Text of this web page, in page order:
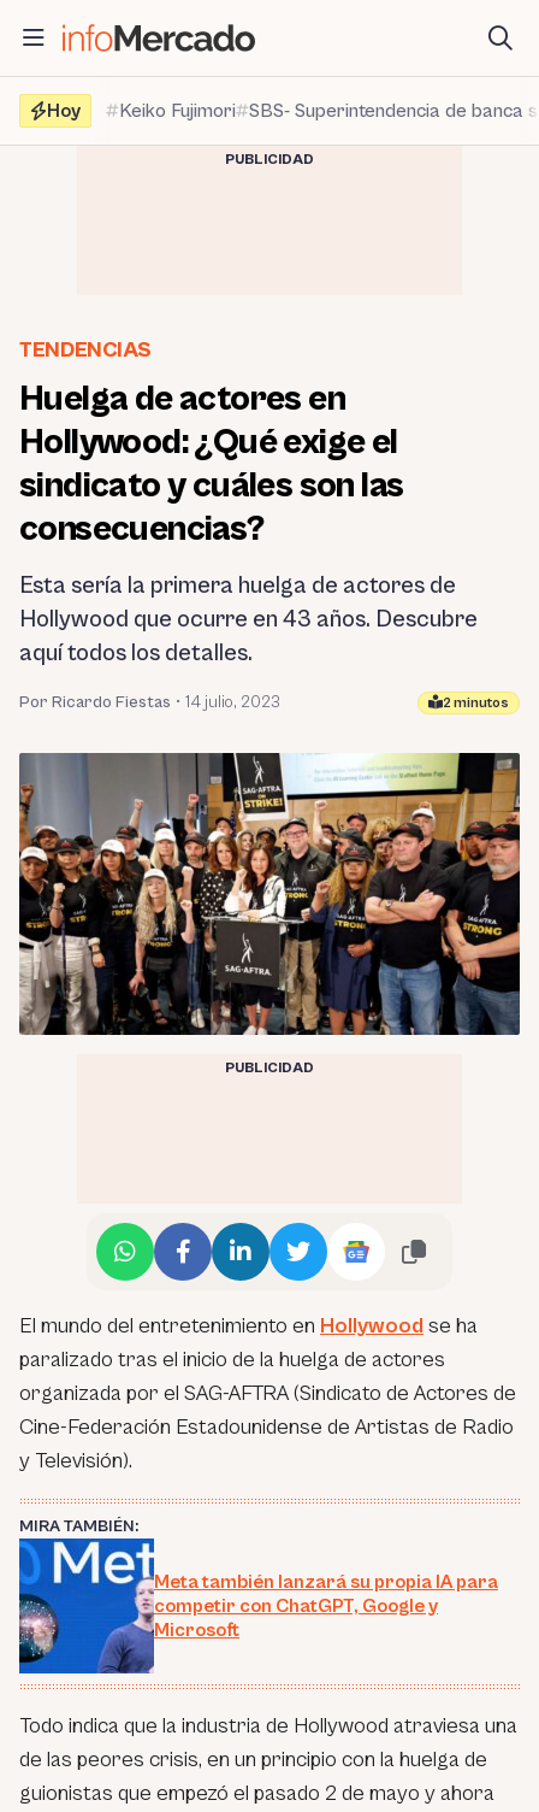
contenido
Hoy
Keiko Fujimori SBS- Superintendencia de banca
PUBLICIDAD
TENDENCIAS
Huelga de actores en
Hollywood: ¿Qué exige el
sindicato y cuáles son las
consecuencias?
Esta sería la primera huelga de actores de
Hollywood que ocurre en 43 años. Descubre
aquí todos los detalles.
Por Ricardo Fiestas • 14 julio, 2023 2 minutos
PUBLICIDAD
El mundo del entretenimiento en Hollywood se ha
paralizado tras el inicio de la huelga de actores
organizada por el SAG-AFTRA (Sindicato de Actores de
Cine-Federación Estadounidense de Artistas de Radio
y Televisión).
MIRA TAMBIÉN:
Meta también lanzará su propia IA para
competir con ChatGPT, Google y
Microsoft
Todo indica que la industria de Hollywood atraviesa una
de las peores crisis, en un principio con la huelga de
guionistas que empezó el pasado 2 de mayo y ahora